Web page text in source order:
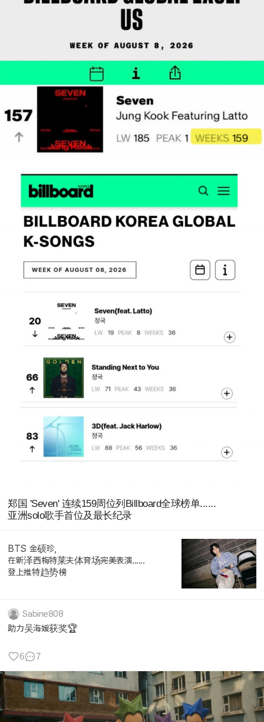
郑国 'Seven' 连续159周位列Billboard全球榜单......
亚洲solo歌手首位及最长纪录
BTS 金硕珍,
在新泽西梅特莱夫体育场完美表演......
登上推特趋势榜
Sabine808
助力吴海媛获奖🏆
6 7